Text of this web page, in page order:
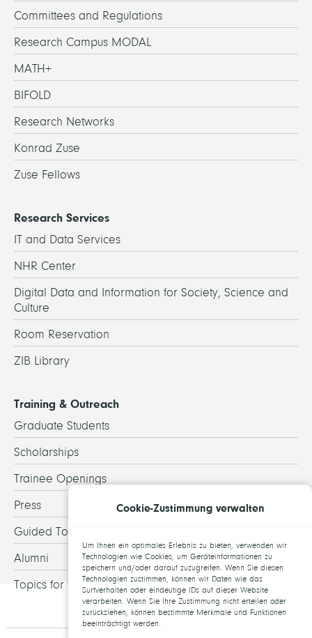
Committees and Regulations
Research Campus MODAL
MATH+
BIFOLD
Research Networks
Konrad Zuse
Zuse Fellows
Research Services
IT and Data Services
NHR Center
Digital Data and Information for Society, Science and
Culture
Room Reservation
ZIB Library
Training & Outreach
Graduate Students
Scholarships
Trainee Openings
Press
Guided Tours
Alumni
Topics for theses
Cookie-Zustimmung verwalten
Um Ihnen ein optimales Erlebnis zu bieten, verwenden wir
Technologien wie Cookies, um Geräteinformationen zu
speichern und/oder darauf zuzugreifen. Wenn Sie diesen
Technologien zustimmen, können wir Daten wie das
Surfverhalten oder eindeutige IDs auf dieser Website
verarbeiten. Wenn Sie Ihre Zustimmung nicht erteilen oder
zurückziehen, können bestimmte Merkmale und Funktionen
beeinträchtigt werden.